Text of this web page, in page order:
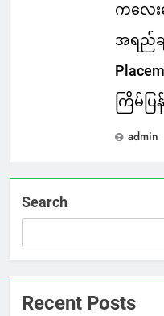
ကလေ
အရည်ချ
ကြိမ်ပ
admin
Search
Recent Posts